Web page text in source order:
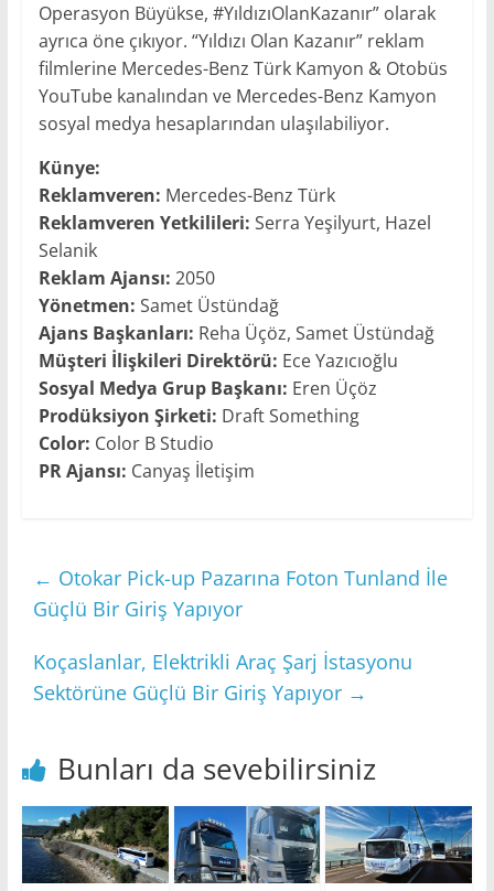
Operasyon Büyükse, #YıldızıOlanKazanır” olarak
ayrıca öne çıkıyor. “Yıldızı Olan Kazanır” reklam
filmlerine Mercedes-Benz Türk Kamyon & Otobüs
YouTube kanalından ve Mercedes-Benz Kamyon
sosyal medya hesaplarından ulaşılabiliyor.
Künye:
Reklamveren: Mercedes-Benz Türk
Reklamveren Yetkilileri: Serra Yeşilyurt, Hazel
Selanik
Reklam Ajansı: 2050
Yönetmen: Samet Üstündağ
Ajans Başkanları: Reha Üçöz, Samet Üstündağ
Müşteri İlişkileri Direktörü: Ece Yazıcıoğlu
Sosyal Medya Grup Başkanı: Eren Üçöz
Prodüksiyon Şirketi: Draft Something
Color: Color B Studio
PR Ajansı: Canyaş İletişim
← Otokar Pick-up Pazarına Foton Tunland İle
Güçlü Bir Giriş Yapıyor
Koçaslanlar, Elektrikli Araç Şarj İstasyonu
Sektörüne Güçlü Bir Giriş Yapıyor →
Bunları da sevebilirsiniz